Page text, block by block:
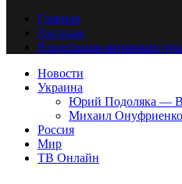
Главная
Авторам
Владельцам авторских
Новости
Украина
Юрий Подоляка —
Михаил
Россия
Мир
ТВ Онлайн